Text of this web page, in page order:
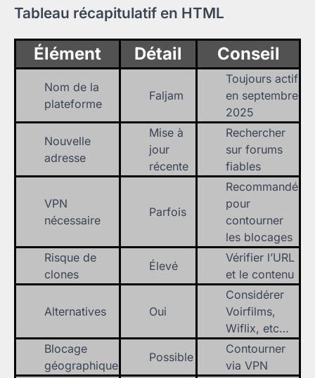
Tableau récapitulatif en HTML
Élément Détail Conseil
Nom de la
plateforme
Faljam
Toujours actif
en septembre
2025
Nouvelle
adresse
Mise à
jour
récente
Rechercher
sur forums
fiables
VPN
nécessaire
Parfois
Recommandé
pour
contourner
les blocages
Risque de
clones
Élevé
Vérifier l’URL
et le contenu
Alternatives Oui
Considérer
Voirfilms,
Wiflix, etc…
Blocage
géographique
Possible
Contourner
via VPN